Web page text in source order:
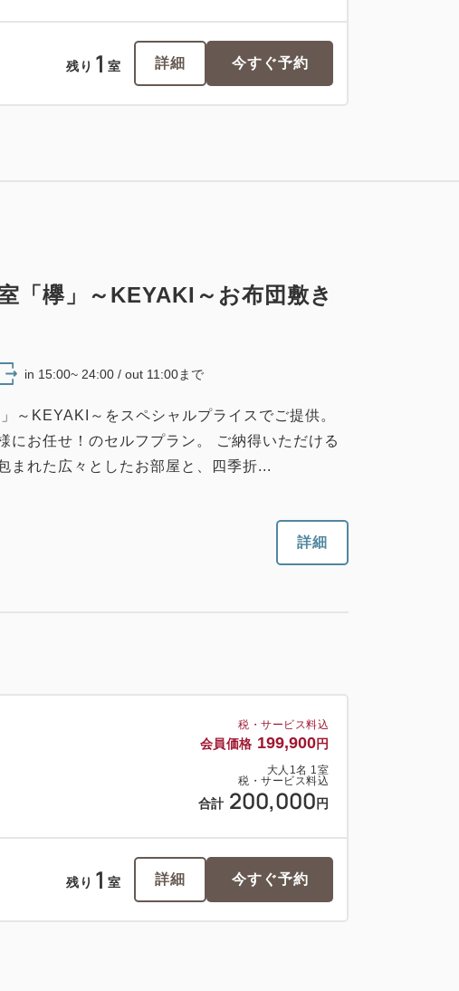
残り 1 室 詳細 今すぐ予約
「欅」～KEYAKI～お布団敷き
in 15:00~ 24:00 / out 11:00まで
～KEYAKI～をスペシャルプライスでご提供。
お任せ！のセルフプラン。 ご納得いただける
まれた広々としたお部屋と、四季折...
詳細
税・サービス料込
会員価格 199,900円
大人 1名 1室
税・サービス料込
合計 200,000 円
残り 1 室 詳細 今すぐ予約